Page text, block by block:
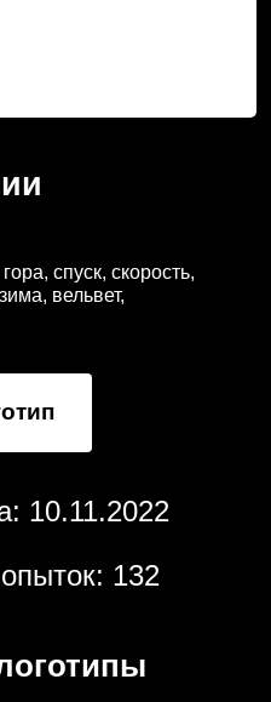
спуск, скорость,
вельвет,
10.11.2022
132